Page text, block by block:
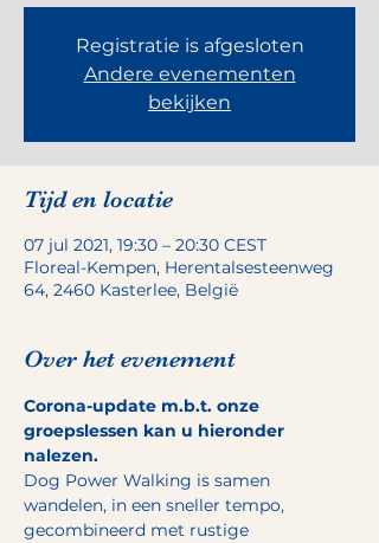
Registratie is afgesloten
Andere evenementen
bekijken
Tijd en locatie
07 jul 2021, 19:30 – 20:30 CEST
Floreal-Kempen, Herentalsesteenweg
64, 2460 Kasterlee, België
Over het evenement
Corona-update m.b.t. onze
groepslessen kan u hieronder
nalezen.
Dog Power Walking is samen
wandelen, in een sneller tempo,
gecombineerd met rustige